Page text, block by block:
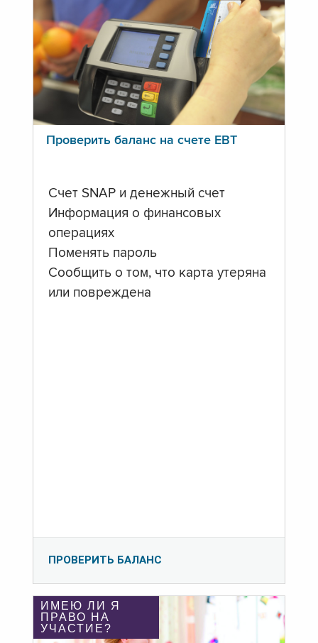
Проверить баланс на счете ЕВТ
Счет SNAP и денежный счет
Информация о финансовых
операциях
Поменять пароль
Сообщить о том, что карта утеряна
или повреждена
ПРОВЕРИТЬ БАЛАНС
ИМЕЮ ЛИ Я
ПРАВО НА
УЧАСТИЕ?